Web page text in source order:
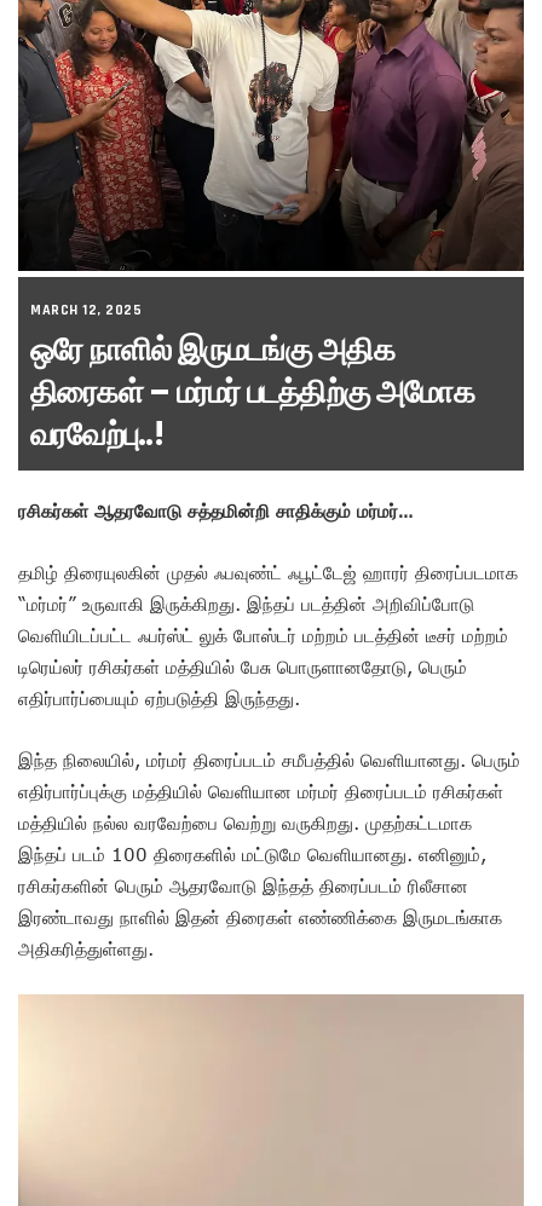
MARCH 12, 2025
ஒரே நாளில் இருமடங்கு அதிக
திரைகள் – மர்மர் படத்திற்கு அமோக
வரவேற்பு..!
ரசிகர்கள் ஆதரவோடு சத்தமின்றி சாதிக்கும் மர்மர்…
தமிழ் திரையுலகின் முதல் ஃபவுண்ட் ஃபூட்டேஜ் ஹாரர் திரைப்படமாக
“மர்மர்” உருவாகி இருக்கிறது. இந்தப் படத்தின் அறிவிப்போடு
வெளியிடப்பட்ட ஃபர்ஸ்ட் லுக் போஸ்டர் மற்றம் படத்தின் டீசர் மற்றம்
டிரெய்லர் ரசிகர்கள் மத்தியில் பேசு பொருளானதோடு, பெரும்
எதிர்பார்ப்பையும் ஏற்படுத்தி இருந்தது.
இந்த நிலையில், மர்மர் திரைப்படம் சமீபத்தில் வெளியானது. பெரும்
எதிர்பார்ப்புக்கு மத்தியில் வெளியான மர்மர் திரைப்படம் ரசிகர்கள்
மத்தியில் நல்ல வரவேற்பை வெற்று வருகிறது. முதற்கட்டமாக
இந்தப் படம் 100 திரைகளில் மட்டுமே வெளியானது. எனினும்,
ரசிகர்களின் பெரும் ஆதரவோடு இந்தத் திரைப்படம் ரிலீசான
இரண்டாவது நாளில் இதன் திரைகள் எண்ணிக்கை இருமடங்காக
அதிகரித்துள்ளது.